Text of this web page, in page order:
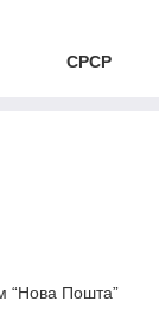
СРСР
“Нова Пошта”